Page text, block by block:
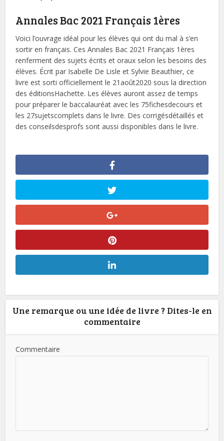
Annales Bac 2021 Français 1ères
Voici l’ouvrage idéal pour les élèves qui ont du mal à s’en
sortir en français. Ces Annales Bac 2021 Français 1ères
renferment des sujets écrits et oraux selon les besoins des
élèves. Écrit par Isabelle De Lisle et Sylvie Beauthier, ce
livre est sorti officiellement le 21août2020 sous la direction
des éditionsHachette. Les élèves auront assez de temps
pour préparer le baccalauréat avec les 75fichesdecours et
les 27sujetscomplets dans le livre. Des corrigésdétaillés et
des conseilsdesprofs sont aussi disponibles dans le livre.
Une remarque ou une idée de livre ? Dites-le en
commentaire
Commentaire